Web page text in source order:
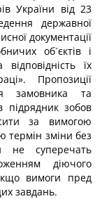
України від 23
державної
документації
об´єктів і
їх
Пропозиції
замовника та
підрядник зобов
за вимогою
термін зміни без
не суперечать
діючого
вимоги пред
завдань.